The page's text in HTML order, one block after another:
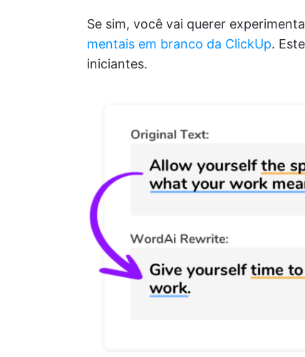
Se sim, você vai querer
mentais em branco da ClickUp.
iniciantes.